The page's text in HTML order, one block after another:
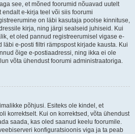
see, et mõned foorumid nõuavad uutelt
e-kirja teel või siis foorumi
on läbi kasutaja poolse kinnituse,
kirja, ning järgi sealseid juhiseid. Kui
et oled pannud registreerumisel vigase e-
e-posti filtri rämpspost kirjade kausta. Kui
õige e-postiaadressi, ning ikka ei ole
võta ühendust foorumi administraatoriga.
põhjusi. Esiteks ole kindel, et
korrektselt. Kui on korrektsed, võta ühendust
saada, kas oled saanud keelu foorumile.
konfiguratsioonis viga ja ta peab